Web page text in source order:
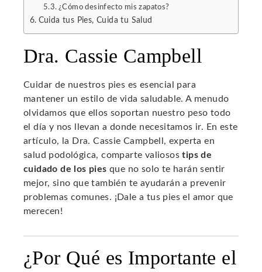
¿Cómo desinfecto mis zapatos?
Cuida tus Pies, Cuida tu Salud
Dra. Cassie Campbell
Cuidar de nuestros pies es esencial para
mantener un estilo de vida saludable. A menudo
olvidamos que ellos soportan nuestro peso todo
el día y nos llevan a donde necesitamos ir. En este
artículo, la Dra. Cassie Campbell, experta en
salud podológica, comparte valiosostips de
cuidado de los pies que no solo te harán sentir
mejor, sino que también te ayudarán a prevenir
problemas comunes. ¡Dale a tus pies el amor que
merecen!
¿Por Qué es Importante el